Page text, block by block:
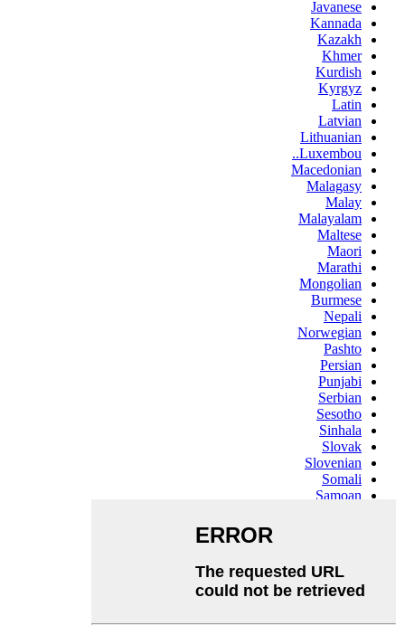
Javanese
Kannada
Kazakh
Khmer
Kurdish
Kyrgyz
Latin
Latvian
Lithuanian
Luxembou..
Macedonian
Malagasy
Malay
Malayalam
Maltese
Maori
Marathi
Mongolian
Burmese
Nepali
Norwegian
Pashto
Persian
Punjabi
Serbian
Sesotho
Sinhala
Slovak
Slovenian
Somali
Samoan
Swahili
Tajik
Telugu